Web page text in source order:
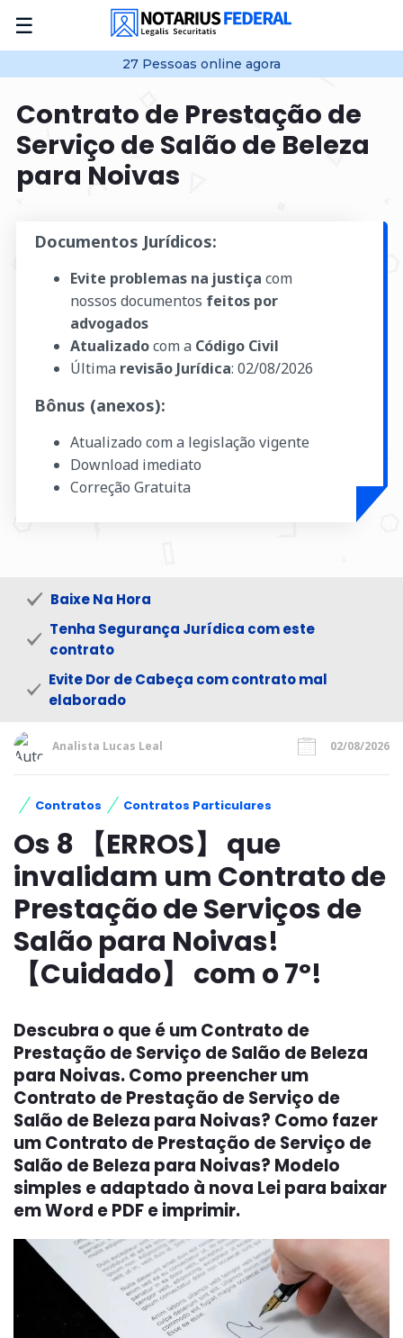
☰
27 Pessoas online agora
Contrato de Prestação de
Serviço de Salão de Beleza
para Noivas
Documentos Jurídicos:
Evite problemas na justiça com
nossos documentos feitos por
advogados
Atualizadocom a Código Civil
Última revisão Jurídica: 02/08/2026
Bônus (anexos):
Atualizado com a legislação vigente
Download imediato
Correção Gratuita
Baixe Na Hora
Tenha Segurança Jurídica com este
contrato
Evite Dor de Cabeça com contrato mal
elaborado
Analista Lucas Leal 02/08/2026
Contratos Contratos Particulares
Os 8 【ERROS】 que
invalidam um Contrato de
Prestação de Serviços de
Salão para Noivas!
【Cuidado】 com o 7º!
Descubra o que é um Contrato de
Prestação de Serviço de Salão de Beleza
para Noivas. Como preencher um
Contrato de Prestação de Serviço de
Salão de Beleza para Noivas? Como fazer
um Contrato de Prestação de Serviço de
Salão de Beleza para Noivas? Modelo
simples e adaptado à nova Lei para baixar
em Word e PDF e imprimir.